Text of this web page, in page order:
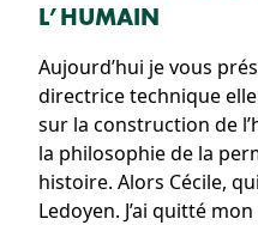
L’HUMAIN
Aujourd’hui je vous
directrice technique
sur la construction de
la philosophie de la
histoire. Alors Cécile,
Ledoyen. J’ai quitté